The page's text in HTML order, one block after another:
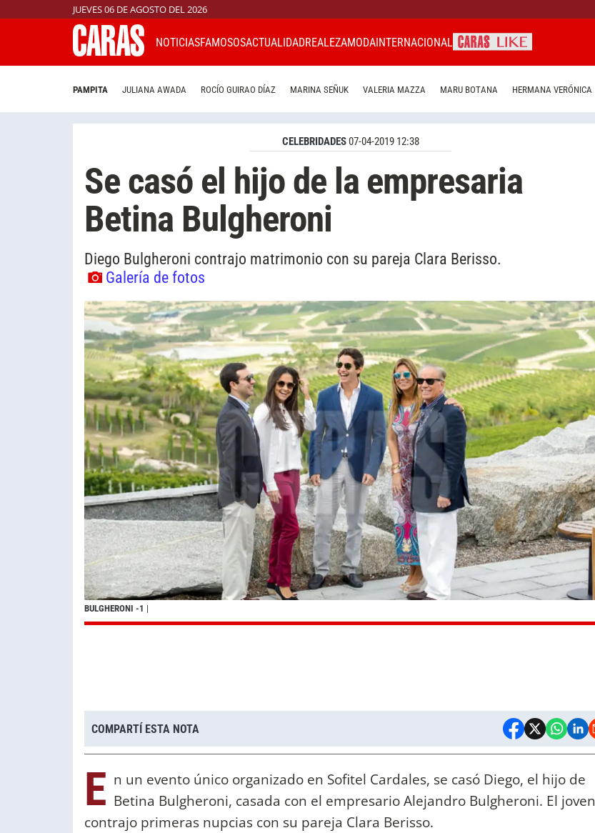
JUEVES 06 DE AGOSTO DEL 2026
NOTICIASFAMOSOSACTUALIDADREALEZAMODAINTERNACIONAL
PAMPITA JULIANA AWADA ROCÍO GUIRAO DÍAZ MARINA SEÑUK VALERIA MAZZA MARU BOTANA HERMANA VERÓNICA
CELEBRIDADES07-04-2019 12:38
Se casó el hijo de la empresaria
Betina Bulgheroni
Diego Bulgheroni contrajo matrimonio con su pareja Clara Berisso.
Galería de fotos
BULGHERONI -1 |
COMPARTÍ ESTA NOTA
E n un evento único organizado en Sofitel Cardales, se casó Diego, el hijo de
Betina Bulgheroni, casada con el empresario Alejandro Bulgheroni. El joven
contrajo primeras nupcias con su pareja Clara Berisso.